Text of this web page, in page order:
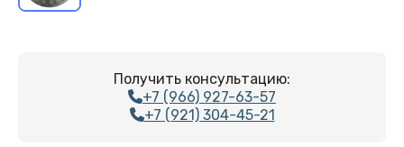
Получить консультацию:
+7 (966) 927-63-57
+7 (921) 304-45-21